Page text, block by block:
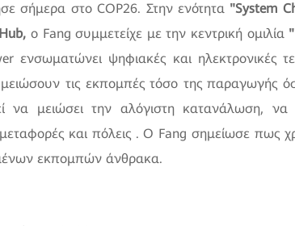
σήμερα στο COP26. Στην ενότητα "System
ο Fang συμμετείχε με την κεντρική ομιλία
ψηφιακές και ηλεκτρονικές
μειώσουν τις εκπομπές τόσο της παραγωγής
να μειώσει την αλόγιστη κατανάλωση, να
και πόλεις . Ο Fang σημείωσε πως
εκπομπών άνθρακα.